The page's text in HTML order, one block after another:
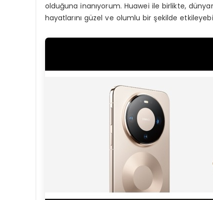
olduğuna inanıyorum. Huawei ile birlikte,
hayatlarını güzel ve olumlu bir şekilde